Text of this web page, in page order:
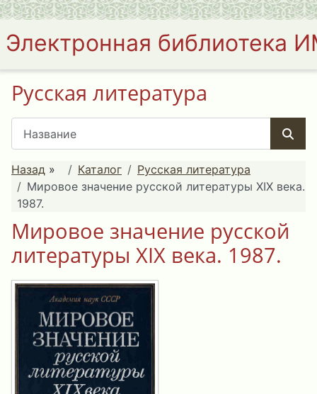
Электронная библиотека
Русская литература
Назад » Каталог
Русская литература
Мировое значение русской литературы ΧΙΧ века.
1987.
Мировое значение русской
литературы ΧΙΧ века. 1987.